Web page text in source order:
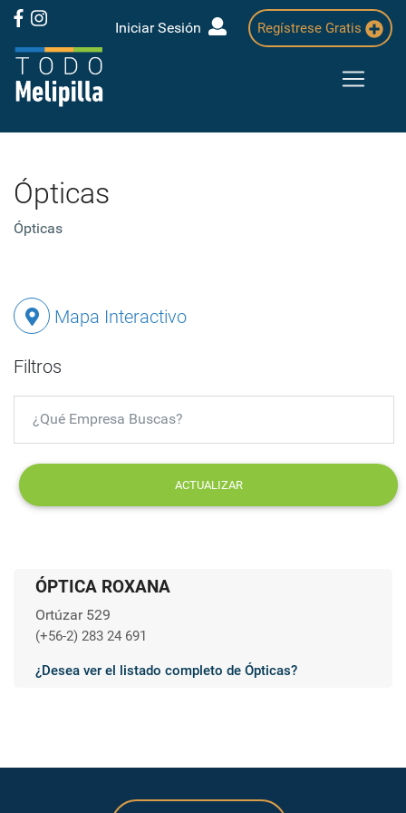
Iniciar Sesión Regístrese Gratis
Ópticas
Ópticas
Mapa Interactivo
Filtros
ACTUALIZAR
ÓPTICA ROXANA
Ortúzar 529
(+56-2) 283 24 691
¿Desea ver el listado completo de Ópticas?